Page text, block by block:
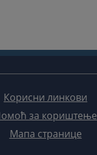
Корисни линкови
за кориштење
Мапа странице